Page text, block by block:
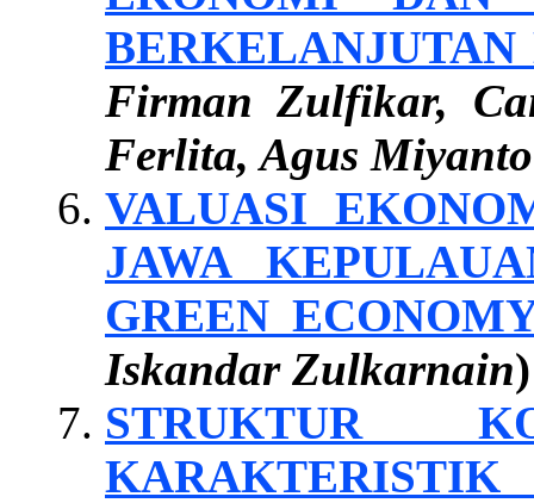
BERKELANJUTAN
Firman Zulfikar,
Ferlita, Agus Miyanto
VALUASI
JAWA
GREEN
Iskandar Zulkarnain)
STRUKTUR